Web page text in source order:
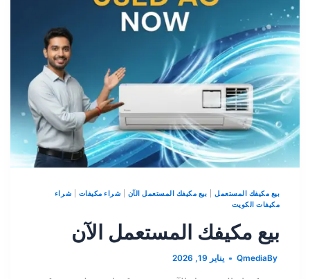
بيع مكيفك المستعمل| بيع مكيفك المستعمل الآن شراء مكيفات
شراء
مكيفات الكويت
بيع مكيفك المستعمل الآن
By
Qmedia يناير 19, 2026